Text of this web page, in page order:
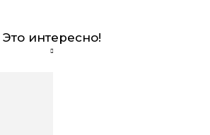
Это интересно!